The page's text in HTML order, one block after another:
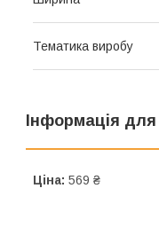
Тематика виробу
Інформація
Ціна: 569 ₴